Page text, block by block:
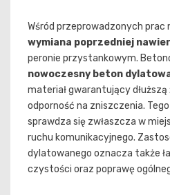
Wśród przeprowadzonych prac
wymiana poprzedniej
peronie przystankowym.
nowoczesny beton
materiał gwarantujący
odporność na zniszczenia.
sprawdza się zwłaszcza w
ruchu komunikacyjnego.
dylatowanego oznacza także
czystości oraz poprawę